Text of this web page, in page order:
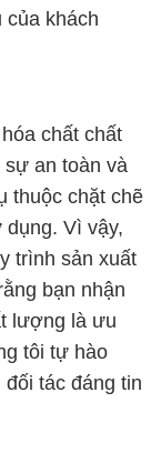
khách
chất chất
an toàn và
thuộc chặt chẽ
Vì vậy,
trình sản xuất
bạn nhận
lượng là ưu
tôi tự hào
tác đáng tin